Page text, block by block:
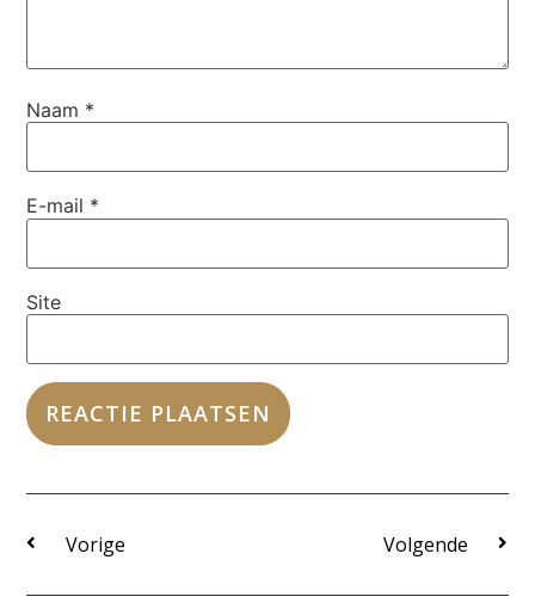
Naam *
E-mail *
Site
Vorige Volgende